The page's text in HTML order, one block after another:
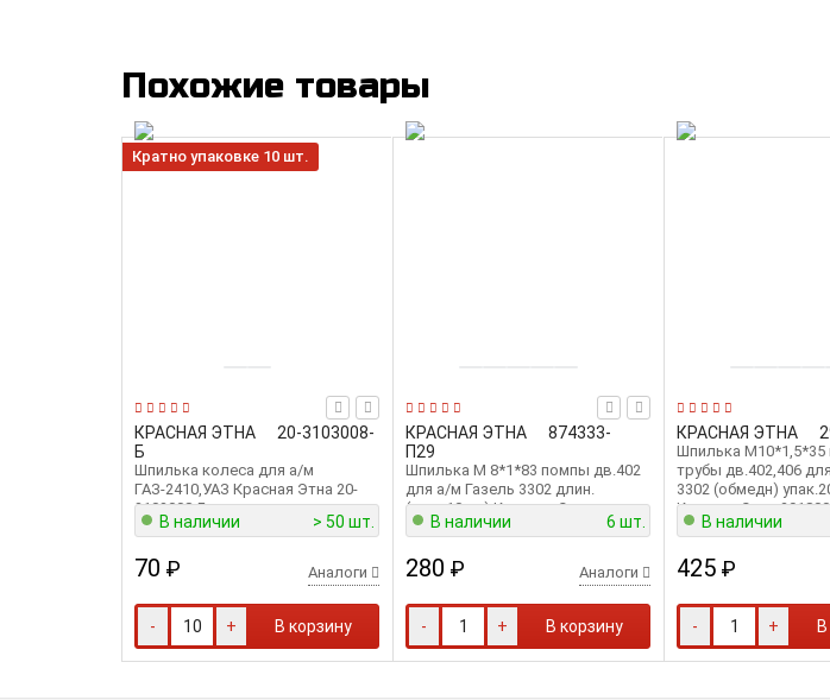
Похожие товары
КРАСНАЯ ЭТНА
20-3103008-
Б
Шпилька колеса для а/м
ГАЗ-2410,УАЗ Красная Этна 20-
3103008-Б
Кратно упаковке 10 шт.
В наличии > 50 шт.
70 ₽ Аналоги
- + В корзину
КРАСНАЯ ЭТНА
874333-
П29
Шпилька М 8*1*83 помпы дв.402
для а/м Газель 3302 длин.
(упак.10шт) Красная Этна
874333-П29
В наличии 6 шт.
280 ₽ Аналоги
- + В корзину
КРАСНАЯ ЭТНА
Шпилька М10*1,5*35
трубы дв.402,406
3302 (обмедн)
Красная Этна
В наличии
425 ₽
- +